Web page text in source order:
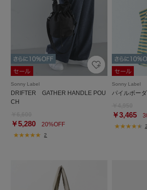
Sonny Label
DRIFTER GATHER HANDLE POU
CH
￥5,280 20%OFF
2
Sonny Label
パイルボー
￥3,465
2